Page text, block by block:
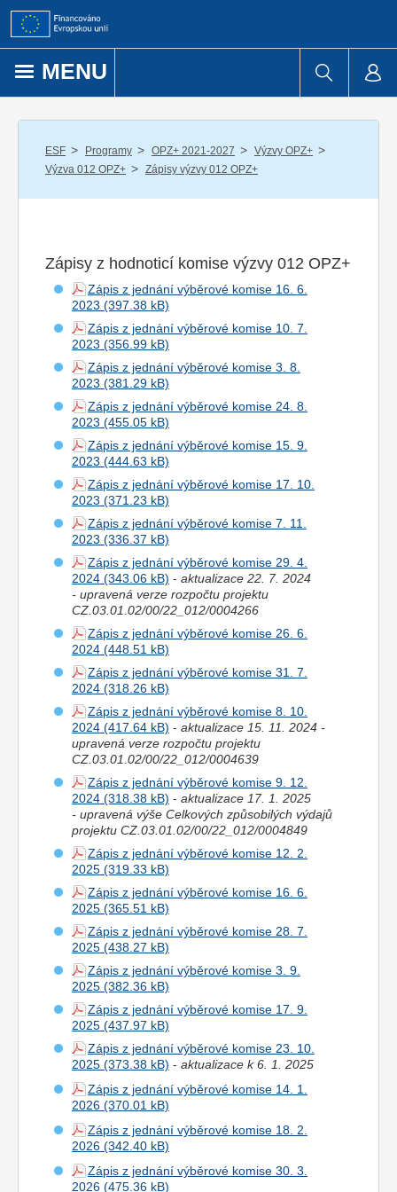
Přejít k obsahu
MENU
ESF / Programy / OPZ+ 2021-2027 / Výzvy OPZ+ /
Výzva 012 OPZ+ / Zápisy výzvy 012 OPZ+
Zápisy z hodnoticí komise výzvy 012 OPZ+
Zápis z jednání výběrové komise 16. 6.
2023
Zápis z jednání výběrové komise 10. 7.
2023
Zápis z jednání výběrové komise 3. 8.
2023
Zápis z jednání výběrové komise 24. 8.
2023
Zápis z jednání výběrové komise 15. 9.
2023
Zápis z jednání výběrové komise 17. 10.
2023
Zápis z jednání výběrové komise 7. 11.
2023
Zápis z jednání výběrové komise 29. 4.
2024
- aktualizace 22. 7. 2024
- upravená verze rozpočtu projektu
CZ.03.01.02/00/22_012/0004266
Zápis z jednání výběrové komise 26. 6.
2024
Zápis z jednání výběrové komise 31. 7.
2024
Zápis z jednání výběrové komise 8. 10.
2024
- aktualizace 15. 11. 2024 -
upravená verze rozpočtu projektu
CZ.03.01.02/00/22_012/0004639
Zápis z jednání výběrové komise 9. 12.
2024
- aktualizace 17. 1. 2025
- upravená výše Celkových způsobilých výdajů
projektu CZ.03.01.02/00/22_012/0004849
Zápis z jednání výběrové komise 12. 2.
2025
Zápis z jednání výběrové komise 16. 6.
2025
Zápis z jednání výběrové komise 28. 7.
2025
Zápis z jednání výběrové komise 3. 9.
2025
Zápis z jednání výběrové komise 17. 9.
2025
Zápis z jednání výběrové komise 23. 10.
2025
- aktualizace k 6. 1. 2025
Zápis z jednání výběrové komise 14. 1.
2026
Zápis z jednání výběrové komise 18. 2.
2026
Zápis z jednání výběrové komise 30. 3.
2026